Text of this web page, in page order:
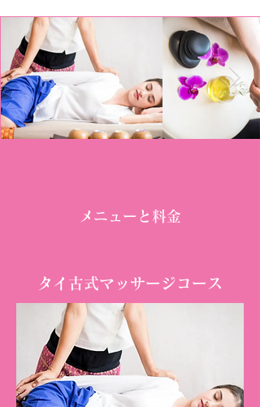
メニューと料金
タイ古式マッサージコース